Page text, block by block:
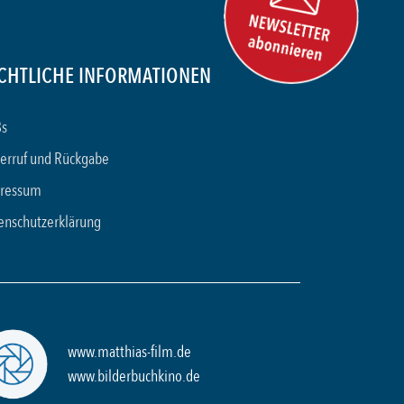
INFORMATIONEN
und Rückgabe
www.matthias-film.de
www.bilderbuchkino.de